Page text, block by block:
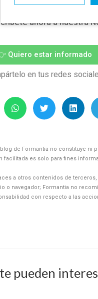
todo lo concerniente
ahora a nuestra
Quiero estar informado
en tus redes
de Formantia no constituye ni
facilitada es solo para fines
a otros contenidos de
o navegador; Formantia no
con respecto a las
pueden